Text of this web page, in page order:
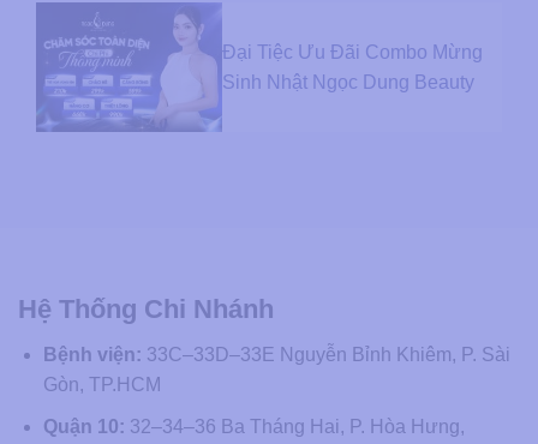
Đại Tiệc Ưu Đãi Combo Mừng
Sinh Nhật Ngọc Dung Beauty
Hệ Thống Chi Nhánh
Bệnh viện: 33C–33D–33E Nguyễn Bỉnh Khiêm, P. Sài
Gòn, TP.HCM
Quận 10: 32–34–36 Ba Tháng Hai, P. Hòa Hưng,